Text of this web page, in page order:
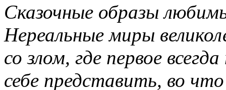
Сказочные образы
Нереальные миры
со злом, где первое
себе представить, во